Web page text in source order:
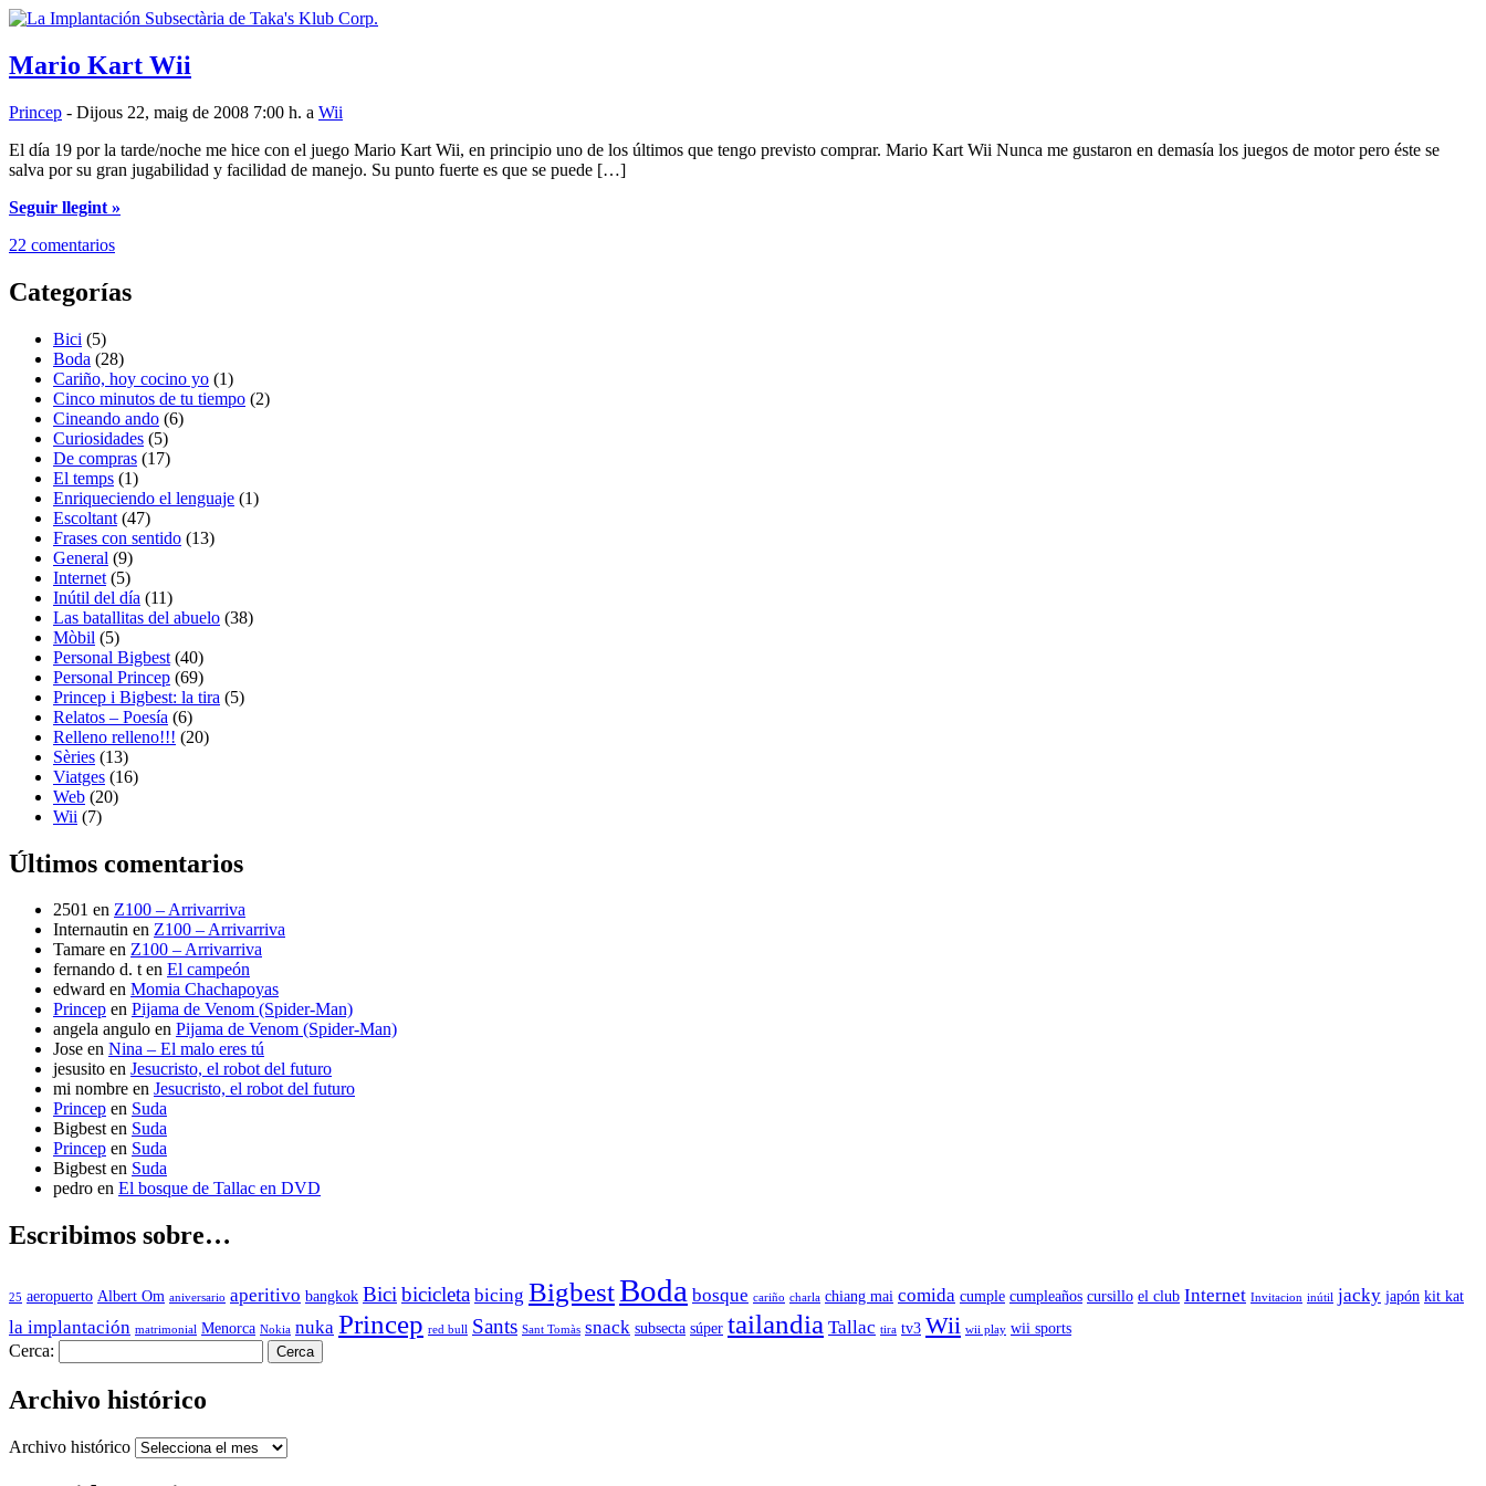
Mario Kart Wii
Princep - Dijous 22, maig de 2008 7:00 h. a Wii
El día 19 por la tarde/noche me hice con el juego Mario Kart Wii, en principio uno de los últimos que tengo previsto comprar. Mario Kart Wii Nunca me gustaron en demasía los juegos de motor pero éste se
salva por su gran jugabilidad y facilidad de manejo. Su punto fuerte es que se puede […]
Seguir llegint »
22 comentarios
Categorías
Bici (5)
Boda (28)
Cariño, hoy cocino yo (1)
Cinco minutos de tu tiempo (2)
Cineando ando (6)
Curiosidades (5)
De compras (17)
El temps (1)
Enriqueciendo el lenguaje (1)
Escoltant (47)
Frases con sentido (13)
General (9)
Internet (5)
Inútil del día (11)
Las batallitas del abuelo (38)
Mòbil (5)
Personal Bigbest (40)
Personal Princep (69)
Princep i Bigbest: la tira (5)
Relatos – Poesía (6)
Relleno relleno!!! (20)
Sèries (13)
Viatges (16)
Web (20)
Wii (7)
Últimos comentarios
2501 en Z100 – Arrivarriva
Internautin en Z100 – Arrivarriva
Tamare en Z100 – Arrivarriva
fernando d. ten El campeón
edward en Momia Chachapoyas
Princep en Pijama de Venom (Spider-Man)
angela angulo en Pijama de Venom (Spider-Man)
Jose en Nina – El malo eres tú
jesusito en Jesucristo, el robot del futuro
mi nombre en Jesucristo, el robot del futuro
Princep en Suda
Bigbesten Suda
Princep en Suda
Bigbesten Suda
pedro en El bosque de Tallac en DVD
Escribimos sobre…
25 aeropuerto Albert Om aniversario aperitivo bangkok Bicibicicleta bicing BigbestBoda bosque cariño charla chiang mai comida cumple cumpleaños cursillo el club Internet Invitacion inútil jacky japón kit kat
la implantación matrimonial Menorca Nokia nuka Princep red bull Sants Sant Tomàs snack subsecta súper tailandia Tallac tira tv3 Wii wii play wii sports
Cerca:
Archivo histórico
Archivo histórico